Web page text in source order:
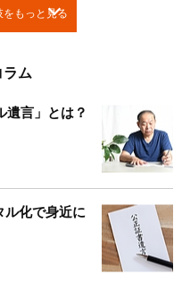
もっと見る
ラム
遺言」とは？
ル化で身近に